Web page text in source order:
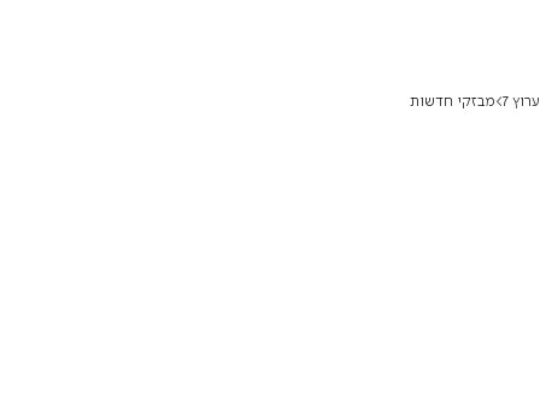
ערוץ 7 מבזקי חדשות